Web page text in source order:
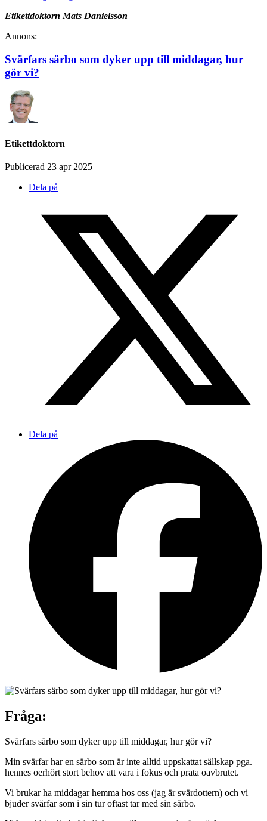
Etikettdoktorn Mats Danielsson
Annons:
Svärfars särbo som dyker upp till middagar, hur
gör vi?
Etikettdoktorn
Publicerad 23 apr 2025
Dela på
Dela på
Fråga:
Svärfars särbo som dyker upp till middagar, hur gör vi?
Min svärfar har en särbo som är inte alltid uppskattat sällskap pga.
hennes oerhört stort behov att vara i fokus och prata oavbrutet.
Vi brukar ha middagar hemma hos oss (jag är svärdottern) och vi
bjuder svärfar som i sin tur oftast tar med sin särbo.